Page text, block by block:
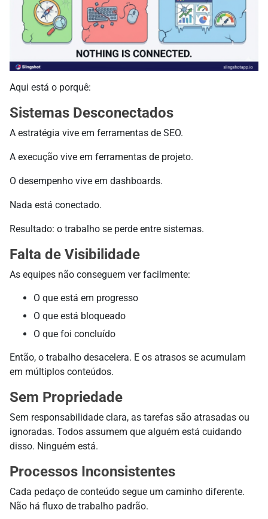
Aqui está o porquê:
Sistemas Desconectados
A estratégia vive em ferramentas de SEO.
A execução vive em ferramentas de projeto.
O desempenho vive em dashboards.
Nada está conectado.
Resultado: o trabalho se perde entre sistemas.
Falta de Visibilidade
As equipes não conseguem ver facilmente:
O que está em progresso
O que está bloqueado
O que foi concluído
Então, o trabalho desacelera. E os atrasos se acumulam
em múltiplos conteúdos.
Sem Propriedade
Sem responsabilidade clara, as tarefas são atrasadas ou
ignoradas. Todos assumem que alguém está cuidando
disso. Ninguém está.
Processos Inconsistentes
Cada pedaço de conteúdo segue um caminho diferente.
Não há fluxo de trabalho padrão.